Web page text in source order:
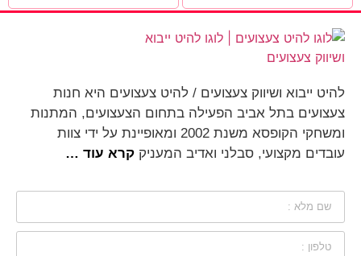
להיט ייבוא ושיווק צעצועים / להיט צעצועים היא חנות
צעצועים בתל אביב הפעילה בתחום הצעצועים, המתנות
ומשחקי הקופסא משנת 2002 ומאופיינת על ידי צוות
עובדים מקצועי, סבלני ואדיב המעניק קרא עוד …